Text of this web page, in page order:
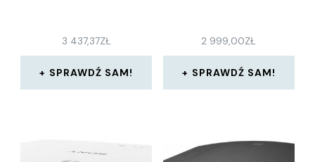
3 437,37ZŁ
SPRAWDŹ SAM!
2 999,00ZŁ
SPRAWDŹ SAM!